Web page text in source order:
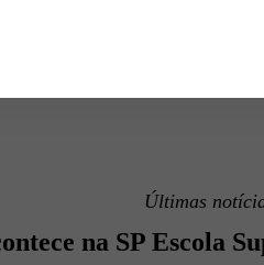
Últimas
na SP Escola